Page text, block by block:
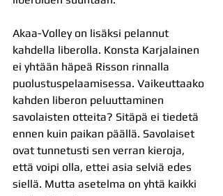
Akaa-Volley on lisäksi pelannut
kahdella liberolla. Konsta Karjalainen
ei yhtään häpeä Risson rinnalla
puolustuspelaamisessa. Vaikeuttaako
kahden liberon peluuttaminen
savolaisten otteita? Sitäpä ei tiedetä
ennen kuin paikan päällä. Savolaiset
ovat tunnetusti sen verran kieroja,
että voipi olla, ettei asia selviä edes
siellä. Mutta asetelma on yhtä kaikki